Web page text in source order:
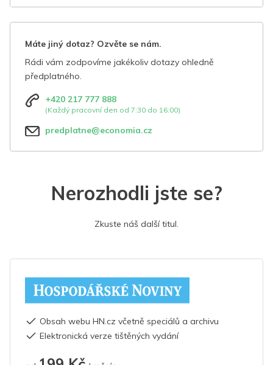
Máte jiný dotaz? Ozvěte se nám.
Rádi vám zodpovíme jakékoliv dotazy ohledně
předplatného.
+420 217 777 888
(Každý pracovní den od 7:30 do 16:00)
predplatne@economia.cz
Nerozhodli jste se?
Zkuste náš další titul.
Obsah webu HN.cz včetně speciálů a archivu
Elektronická verze tištěných vydání